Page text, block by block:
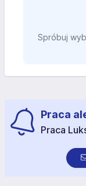
Spróbuj
Praca
Praca